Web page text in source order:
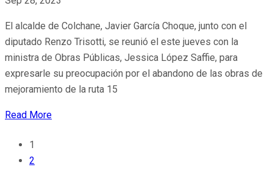
El alcalde de Colchane, Javier García Choque, junto con el
diputado Renzo Trisotti, se reunió el este jueves con la
ministra de Obras Públicas, Jessica López Saffie, para
expresarle su preocupación por el abandono de las obras de
mejoramiento de la ruta 15
Read More
1
2